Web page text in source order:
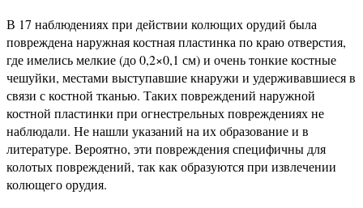
В 17 наблюдениях при действии колющих орудий была
повреждена наружная костная пластинка по краю отверстия,
где имелись мелкие (до 0,2×0,1 см) и очень тонкие костные
чешуйки, местами выступавшие кнаружи и удерживавшиеся в
связи с костной тканью. Таких повреждений наружной
костной пластинки при огнестрельных повреждениях не
наблюдали. Не нашли указаний на их образование и в
литературе. Вероятно, эти повреждения специфичны для
колотых повреждений, так как образуются при извлечении
колющего орудия.